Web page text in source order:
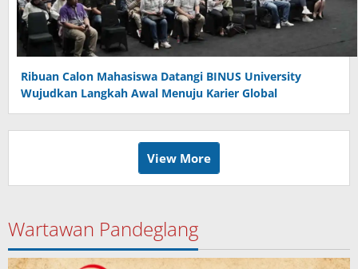
Ribuan Calon Mahasiswa Datangi BINUS University
Wujudkan Langkah Awal Menuju Karier Global
View More
Wartawan Pandeglang